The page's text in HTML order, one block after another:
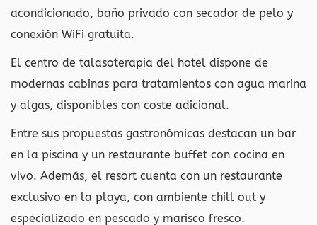
acondicionado, baño privado con secador de pelo y
conexión WiFi gratuita.
El centro de talasoterapia del hotel dispone de
modernas cabinas para tratamientos con agua marina
y algas, disponibles con coste adicional.
Entre sus propuestas gastronómicas destacan un bar
en la piscina y un restaurante buffet con cocina en
vivo. Además, el resort cuenta con un restaurante
exclusivo en la playa, con ambiente chill out y
especializado en pescado y marisco fresco.